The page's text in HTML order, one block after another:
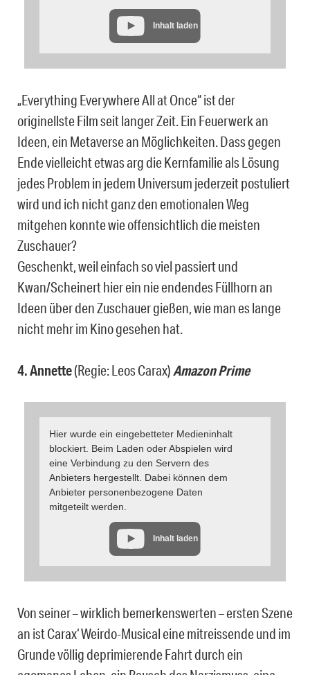
Inhalt laden
„Everything Everywhere All at Once“ ist der
originellste Film seit langer Zeit. Ein Feuerwerk an
Ideen, ein Metaverse an Möglichkeiten. Dass gegen
Ende vielleicht etwas arg die Kernfamilie als Lösung
jedes Problem in jedem Universum jederzeit postuliert
wird und ich nicht ganz den emotionalen Weg
mitgehen konnte wie offensichtlich die meisten
Zuschauer?
Geschenkt, weil einfach so viel passiert und
Kwan/Scheinert hier ein nie endendes Füllhorn an
Ideen über den Zuschauer gießen, wie man es lange
nicht mehr im Kino gesehen hat.
4. Annette(Regie: Leos Carax)Amazon Prime
Hier wurde ein eingebetteter Medieninhalt
blockiert. Beim Laden oder Abspielen wird
eine Verbindung zu den Servern des
Anbieters hergestellt. Dabei können dem
Anbieter personenbezogene Daten
mitgeteilt werden.
Inhalt laden
Von seiner – wirklich bemerkenswerten – ersten Szene
an ist Carax‘ Weirdo-Musical eine mitreissende und im
Grunde völlig deprimierende Fahrt durch ein